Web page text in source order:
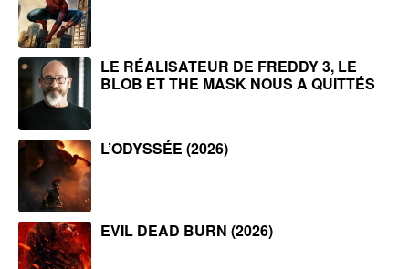
LE RÉALISATEUR DE FREDDY 3, LE
BLOB ET THE MASK NOUS A QUITTÉS
L’ODYSSÉE (2026)
EVIL DEAD BURN (2026)